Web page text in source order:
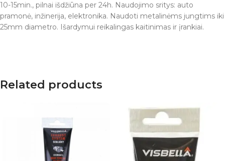
10-15min., pilnai išdžiūna per 24h. Naudojimo sritys: auto
pramonė, inžinerija, elektronika. Naudoti metalinėms jungtims iki
25mm diametro. Išardymui reikalingas kaitinimas ir įrankiai.
Related products